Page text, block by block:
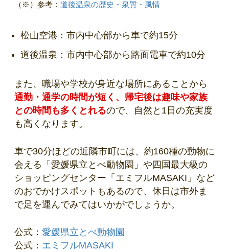
（※）参考： 道後温泉の歴史・泉質・風情
松山空港：市内中心部から車で約15分
道後温泉：市内中心部から路面電車で約10分
また、職場や学校が身近な場所にあることから
通勤・通学の時間が短く、帰宅後は趣味や家族
との時間も多くとれるので、自然と1日の充実度
も高くなります。
車で30分ほどの近隣市町には、約160種の動物に
会える「愛媛県立とべ動物園」や四国最大級の
ショッピングセンター「エミフルMASAKI」など
のおでかけスポットもあるので、休日は市外ま
で足を運んでみてはいかがでしょうか。
公式： 愛媛県立とべ動物園
公式： エミフルMASAKI